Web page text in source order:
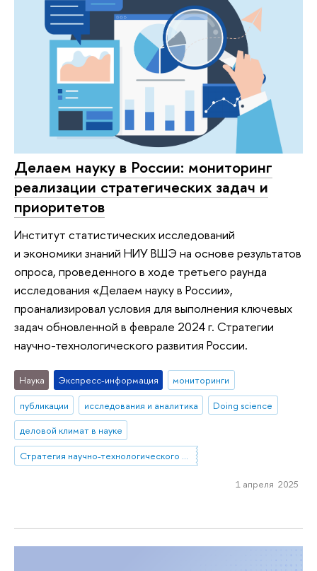
Делаем науку в России: мониторинг
реализации стратегических задач и
приоритетов
Институт статистических исследований
и экономики знаний НИУ ВШЭ на основе результатов
опроса, проведенного в ходе третьего раунда
исследования «Делаем науку в России»,
проанализировал условия для выполнения ключевых
задач обновленной в феврале 2024 г. Стратегии
научно-технологического развития России.
Наука Экспресс-информация
мониторинги
публикации
исследования и аналитика
Doing science
деловой климат в науке
Стратегия научно-технологического развития РФ
1 апреля 2025